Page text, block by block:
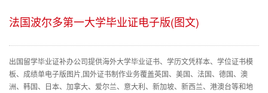
法国波尔多第一大学毕业证电子版(图文)
出国留学毕业证补办公司提供海外大学毕业证书、学历文凭样本、学位证书模
板、成绩单电子版图片,国外证书制作业务覆盖英国、美国、法国、德国、澳
洲、韩国、日本、加拿大、爱尔兰、意大利、新加坡、新西兰、港澳台等和地